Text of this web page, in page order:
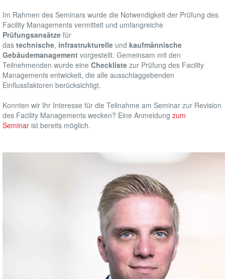
Im Rahmen des Seminars wurde die Notwendigkeit der Prüfung des
Facility Managements vermittelt und umfangreiche
Prüfungsansätze für
das technische, infrastrukturelle und kaufmännische
Gebäudemanagement vorgestellt. Gemeinsam mit den
Teilnehmenden wurde eine Checkliste zur Prüfung des Facility
Managements entwickelt, die alle ausschlaggebenden
Einflussfaktoren berücksichtigt.
Konnten wir Ihr Interesse für die Teilnahme am Seminar zur Revision
des Facility Managements wecken? Eine Anmeldung zum
Seminar ist bereits möglich.